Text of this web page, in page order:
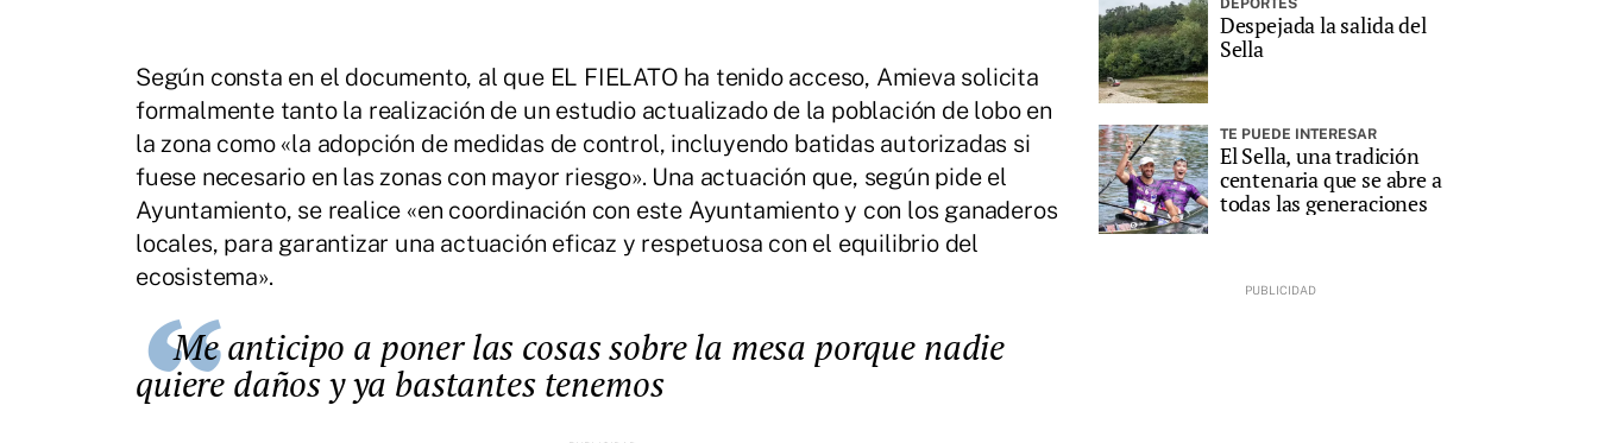
Según consta en el documento, al que EL FIELATO ha tenido acceso, Amieva solicita
formalmente tanto la realización de un estudio actualizado de la población de lobo en
la zona como «la adopción de medidas de control, incluyendo batidas autorizadas si
fuese necesario en las zonas con mayor riesgo». Una actuación que, según pide el
Ayuntamiento, se realice «en coordinación con este Ayuntamiento y con los ganaderos
locales, para garantizar una actuación eficaz y respetuosa con el equilibrio del
ecosistema».
Me anticipo a poner las cosas sobre la mesa porque nadie
quiere daños y ya bastantes tenemos
DEPORTES
Despejada la salida del
Sella
TE PUEDE INTERESAR
El Sella, una tradición
centenaria que se abre a
todas las generaciones